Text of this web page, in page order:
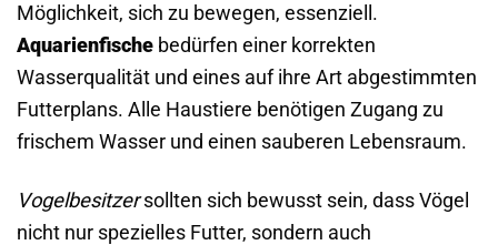
Möglichkeit, sich zu bewegen, essenziell.
Aquarienfische bedürfen einer korrekten
Wasserqualität und eines auf ihre Art abgestimmten
Futterplans. Alle Haustiere benötigen Zugang zu
frischem Wasser und einen sauberen Lebensraum.
Vogelbesitzersollten sich bewusst sein, dass Vögel
nicht nur spezielles Futter, sondern auch